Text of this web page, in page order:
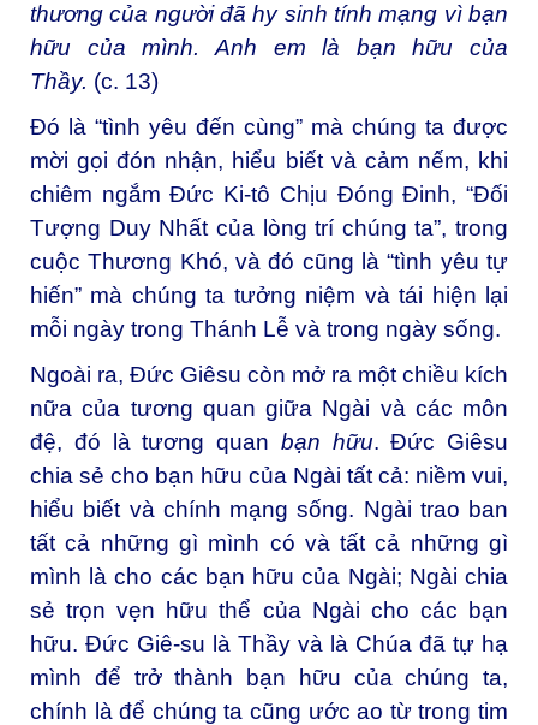
thương của người đã hy sinh tính mạng vì bạn
hữu của mình. Anh em là bạn hữu của
Thầy. (c. 13)
Đó là “tình yêu đến cùng” mà chúng ta được
mời gọi đón nhận, hiểu biết và cảm nếm, khi
chiêm ngắm Đức Ki-tô Chịu Đóng Đinh, “Đối
Tượng Duy Nhất của lòng trí chúng ta”, trong
cuộc Thương Khó, và đó cũng là “tình yêu tự
hiến” mà chúng ta tưởng niệm và tái hiện lại
mỗi ngày trong Thánh Lễ và trong ngày sống.
Ngoài ra, Đức Giêsu còn mở ra một chiều kích
nữa của tương quan giữa Ngài và các môn
đệ, đó là tương quan bạn hữu. Đức Giêsu
chia sẻ cho bạn hữu của Ngài tất cả: niềm vui,
hiểu biết và chính mạng sống. Ngài trao ban
tất cả những gì mình có và tất cả những gì
mình là cho các bạn hữu của Ngài; Ngài chia
sẻ trọn vẹn hữu thể của Ngài cho các bạn
hữu. Đức Giê-su là Thầy và là Chúa đã tự hạ
mình để trở thành bạn hữu của chúng ta,
chính là để chúng ta cũng ước ao từ trong tim